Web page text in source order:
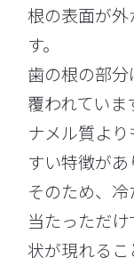
根の表面が
す。
歯の根の部
覆われてい
ナメル質よ
すい特徴があ
そのため、
当たっただ
状が現れるこ